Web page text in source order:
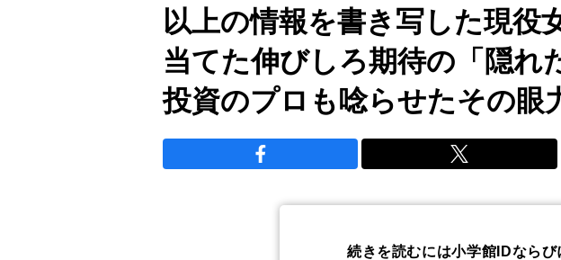
以上の情報を書き写した現役
当てた伸びしろ期待の「隠れ
投資のプロも唸らせたその眼
続きを読むには小学館IDならび